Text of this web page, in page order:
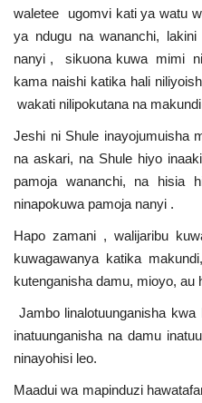
Nasser
Udhamini wa Nasser
Nyaraka na Marejeleo
Waanzilishi
Raia wa ulimwengu mzima
Nyaraka
Nafasi
Washiriki
Video
waletee ugomvi kati ya watu
ya ndugu na wananchi,
nanyi , sikuona kuwa mimi ni
kama naishi katika hali
wakati nilipokutana na
Jeshi ni Shule inayojumuisha
na askari, na Shule hiyo
pamoja wananchi, na hisia
ninapokuwa pamoja nanyi .
Hapo zamani , walijaribu
kuwagawanya katika
kutenganisha damu, mioyo, au
Jambo linalotuunganisha
inatuunganisha na damu
ninayohisi leo.
Maadui wa mapinduzi